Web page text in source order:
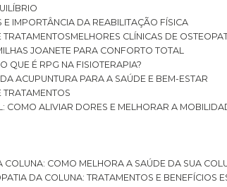
E IMPORTÂNCIA DA REABILITAÇÃO FÍSICA
TRATAMENTOS
MELHORES CLÍNICAS DE
JOANETE PARA CONFORTO TOTAL
O QUE É RPG NA FISIOTERAPIA?
DA ACUPUNTURA PARA A SAÚDE E BEM-ESTAR
TRATAMENTOS
COMO ALIVIAR DORES E MELHORAR A
COLUNA: COMO MELHORA A SAÚDE DA SUA
DA COLUNA: TRATAMENTOS E BENEFÍCIOS